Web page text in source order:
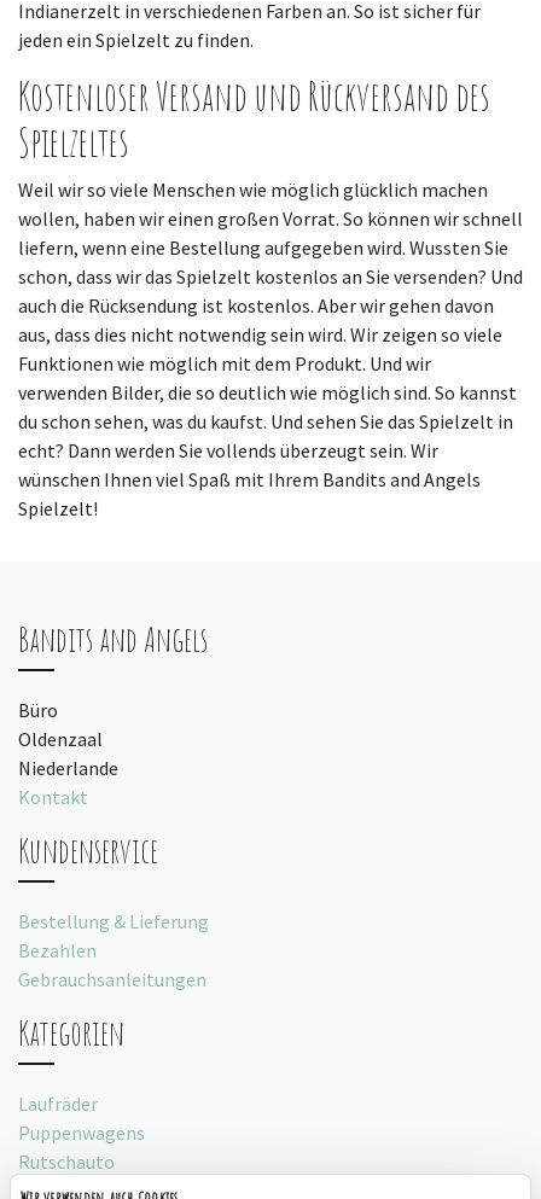
Indianerzelt in verschiedenen Farben an. So ist sicher für
jeden ein Spielzelt zu finden.
Kostenloser Versand und Rückversand des
Spielzeltes
Weil wir so viele Menschen wie möglich glücklich machen
wollen, haben wir einen großen Vorrat. So können wir schnell
liefern, wenn eine Bestellung aufgegeben wird. Wussten Sie
schon, dass wir das Spielzelt kostenlos an Sie versenden? Und
auch die Rücksendung ist kostenlos. Aber wir gehen davon
aus, dass dies nicht notwendig sein wird. Wir zeigen so viele
Funktionen wie möglich mit dem Produkt. Und wir
verwenden Bilder, die so deutlich wie möglich sind. So kannst
du schon sehen, was du kaufst. Und sehen Sie das Spielzelt in
echt? Dann werden Sie vollends überzeugt sein. Wir
wünschen Ihnen viel Spaß mit Ihrem Bandits and Angels
Spielzelt!
Bandits and Angels
Büro
Oldenzaal
Niederlande
Kontakt
Kundenservice
Bestellung & Lieferung
Bezahlen
Gebrauchsanleitungen
Kategorien
Laufräder
Puppenwagens
Rutschauto
Spielzelte